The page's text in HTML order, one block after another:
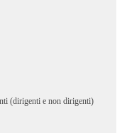
(dirigenti e non dirigenti)